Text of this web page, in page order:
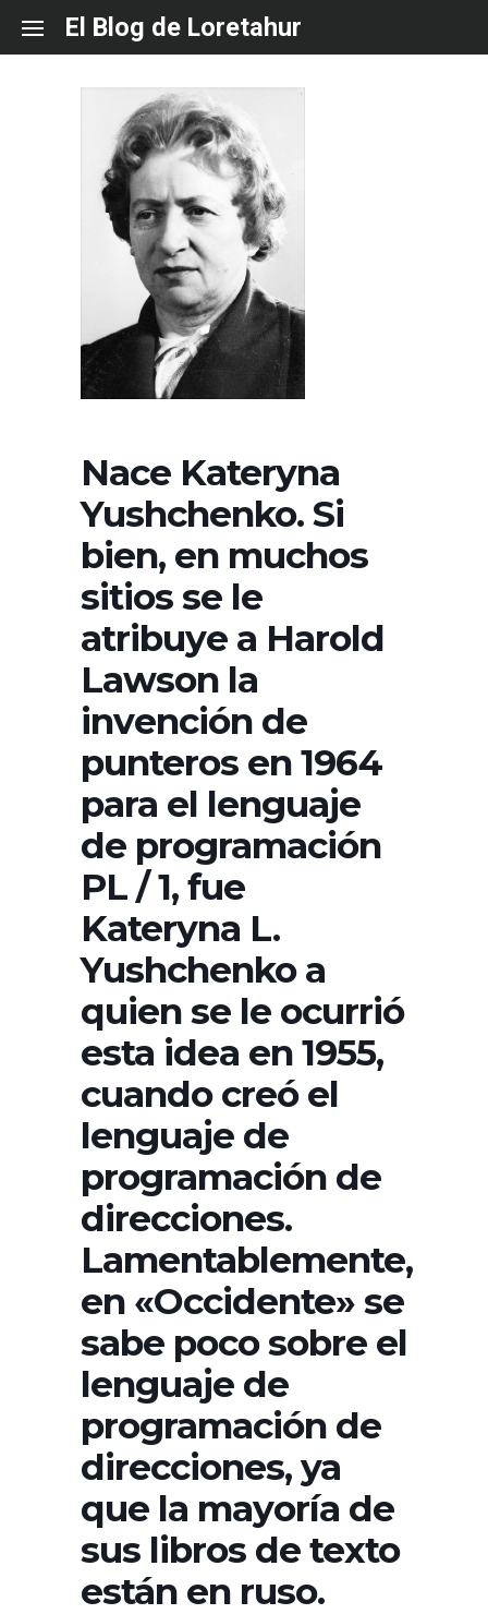
content
El Blog de Loretahur
Nace Kateryna
Yushchenko. Si
bien, en muchos
sitios se le
atribuye a Harold
Lawson la
invención de
punteros en 1964
para el lenguaje
de programación
PL / 1, fue
Kateryna L.
Yushchenko a
quien se le ocurrió
esta idea en 1955,
cuando creó el
lenguaje de
programación de
direcciones.
Lamentablemente,
en «Occidente» se
sabe poco sobre el
lenguaje de
programación de
direcciones, ya
que la mayoría de
sus libros de texto
están en ruso.